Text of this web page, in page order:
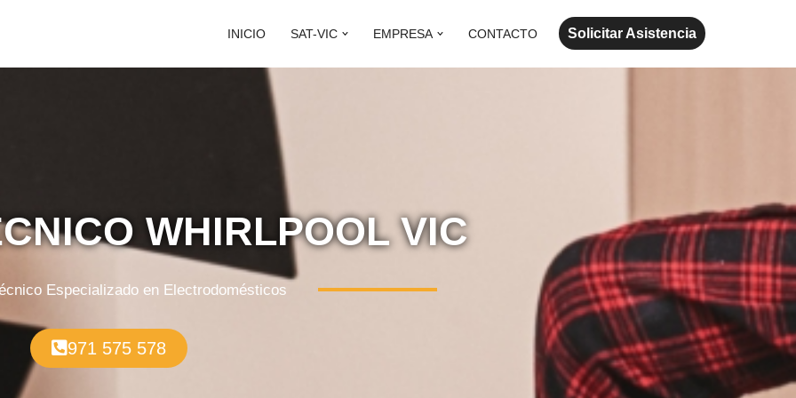
INICIO SAT-VIC EMPRESA CONTACTO Solicitar Asistencia
WHIRLPOOL VIC
Especializado en Electrodomésticos
971 575 578